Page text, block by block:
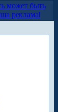
может быть
реклама!